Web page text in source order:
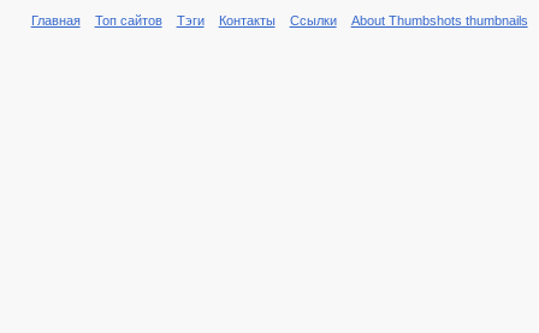
Главная Топ сайтов Тэги Контакты Ссылки About Thumbshots thumbnails